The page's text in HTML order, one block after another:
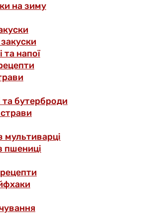
на зиму
та напої
та бутерброди
мультиварці
пшениці